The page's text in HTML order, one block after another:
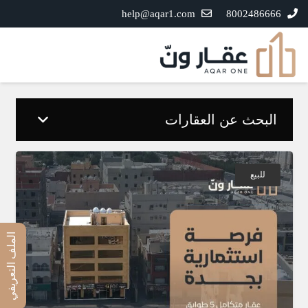
8002486666
help@aqar1.com
البحث عن العقارات
للبيع
الملف التعريفي